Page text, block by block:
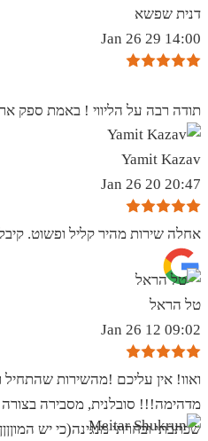
דנית שפשא
14:00 29 Jan 26
תודה רבה על הליווי ! באמת ספק
Yamit Kazav
20:47 20 Jan 26
אחלה שירות מהיר קליל ופשוט.
טל הראל
09:02 12 Jan 26
ואוו! אין עליכם !מהשירות
מדהימה!!! סובלנית, מסבירה
שכתבתי ובחרתי מנגינה(כי יש